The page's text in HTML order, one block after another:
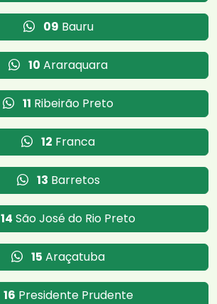
09 Bauru
10 Araraquara
11 Ribeirão Preto
12 Franca
13 Barretos
14 São José do Rio Preto
15 Araçatuba
16 Presidente Prudente